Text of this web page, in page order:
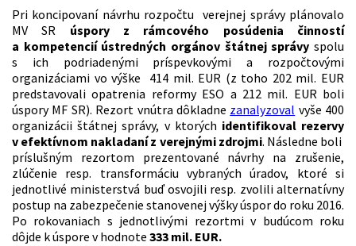
Pri koncipovaní návrhu rozpočtu verejnej správy plánovalo
MV SR úspory z rámcového posúdenia činností
a kompetencií ústredných orgánov štátnej správy spolu
s ich podriadenými príspevkovými a rozpočtovými
organizáciami vo výške 414 mil. EUR (z toho 202 mil. EUR
predstavovali opatrenia reformy ESO a 212 mil. EUR boli
úspory MF SR). Rezort vnútra dôkladne zanalyzoval vyše 400
organizácii štátnej správy, v ktorých identifikoval rezervy
v efektívnom nakladaní z verejnými zdrojmi. Následne boli
príslušným rezortom prezentované návrhy na zrušenie,
zlúčenie resp. transformáciu vybraných úradov, ktoré si
jednotlivé ministerstvá buď osvojili resp. zvolili alternatívny
postup na zabezpečenie stanovenej výšky úspor do roku 2016.
Po rokovaniach s jednotlivými rezortmi v budúcom roku
dôjde k úspore v hodnote 333 mil. EUR.